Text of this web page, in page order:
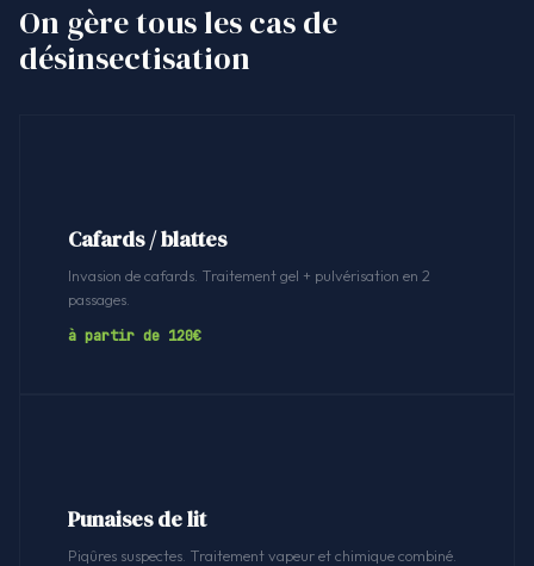
On gère tous les cas de
désinsectisation
Cafards / blattes
Invasion de cafards. Traitement gel + pulvérisation en 2
passages.
à partir de 120€
Punaises de lit
Piqûres suspectes. Traitement vapeur et chimique combiné.